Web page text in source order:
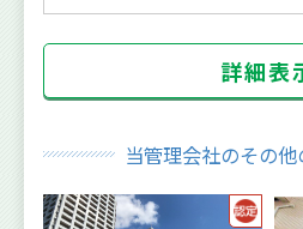
詳細表
当管理会社のその